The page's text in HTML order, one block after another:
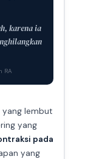
karena ia
RA
yang lembut
yang
pada
yang